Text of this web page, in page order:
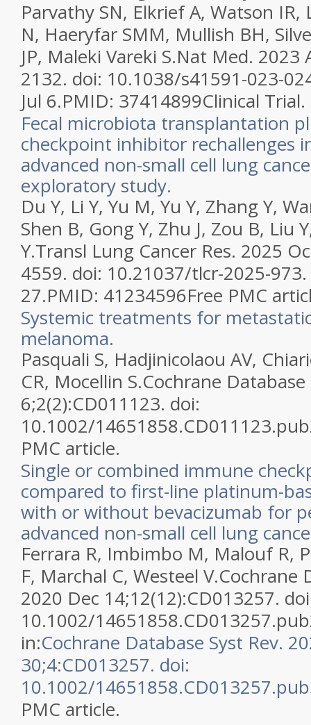
Parvathy SN, Elkrief A, Watson IR,
N, Haeryfar SMM, Mullish BH,
JP, Maleki Vareki S.Nat Med. 2023
2132. doi: 10.1038/s41591-023-
Jul 6.PMID: 37414899Clinical Trial.
Fecal microbiota transplantation
checkpoint inhibitor rechallenges
advanced non-small cell lung
exploratory study.
Du Y, Li Y, Yu M, Yu Y, Zhang Y,
Shen B, Gong Y, Zhu J, Zou B, Liu
Y.Transl Lung Cancer Res. 2025
4559. doi: 10.21037/tlcr-2025-
27.PMID: 41234596Free PMC
Systemic treatments for
melanoma.
Pasquali S, Hadjinicolaou AV,
CR, Mocellin S.Cochrane
6;2(2):CD011123. doi:
10.1002/
PMC article.
Single or combined immune
compared to first-line platinum-
with or without bevacizumab for
advanced non-small cell lung
Ferrara R, Imbimbo M, Malouf R,
F, Marchal C, Westeel V.Cochrane
2020 Dec 14;12(12):CD013257.
10.1002/
in:Cochrane Database Syst Rev.
30;4:CD013257. doi:
10.1002/
PMC article.